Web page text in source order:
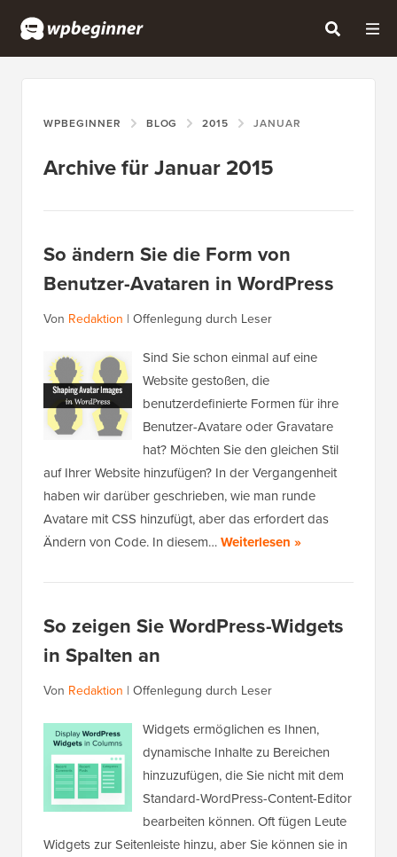
WPBEGINNER BLOG 2015 JANUAR
Archive für Januar 2015
So ändern Sie die Form von
Benutzer-Avataren in WordPress
Von Redaktion | Offenlegung durch Leser
Sind Sie schon einmal auf eine
Website gestoßen, die
benutzerdefinierte Formen für ihre
Benutzer-Avatare oder Gravatare
hat? Möchten Sie den gleichen Stil
auf Ihrer Website hinzufügen? In der Vergangenheit
haben wir darüber geschrieben, wie man runde
Avatare mit CSS hinzufügt, aber das erfordert das
Ändern von Code. In diesem…Weiterlesen »
So zeigen Sie WordPress-Widgets
in Spalten an
Von Redaktion | Offenlegung durch Leser
Widgets ermöglichen es Ihnen,
dynamische Inhalte zu Bereichen
hinzuzufügen, die Sie nicht mit dem
Standard-WordPress-Content-Editor
bearbeiten können. Oft fügen Leute
Widgets zur Seitenleiste hinzu, aber Sie können sie in